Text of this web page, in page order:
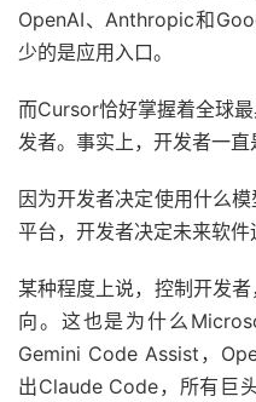
OpenAI、Anthropic和
少的是应用入口。
而Cursor恰好掌握着全球
发者。事实上，开发者一直
因为开发者决定使用什么
平台，开发者决定未来软件
某种程度上说，控制开发
向。这也是为什么
Gemini Code Assist，
出Claude Code，所有巨